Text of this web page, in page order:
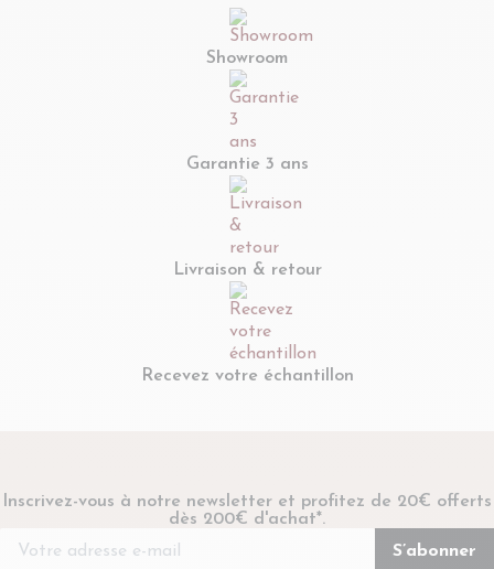
Showroom
Garantie 3 ans
Livraison & retour
Recevez votre échantillon
Inscrivez-vous à notre newsletter et profitez de 20€ offerts
dès 200€ d'achat*.